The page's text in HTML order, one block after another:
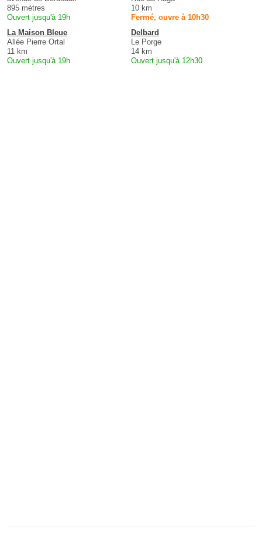
895 mètres
Ouvert jusqu'à 19h
10 km
Fermé, ouvre à 10h30
La Maison Bleue
Allée Pierre Ortal
11 km
Ouvert jusqu'à 19h
Delbard
Le Porge
14 km
Ouvert jusqu'à 12h30